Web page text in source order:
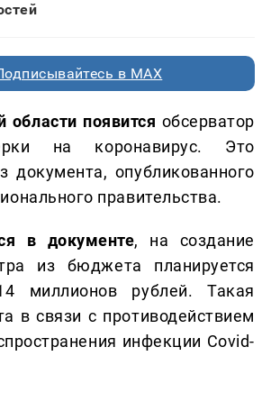
в MAX
области появится обсерватор
на коронавирус. Это
документа, опубликованного
правительства.
в документе, на создание
из бюджета планируется
миллионов рублей. Такая
в связи с противодействием
инфекции Covid-